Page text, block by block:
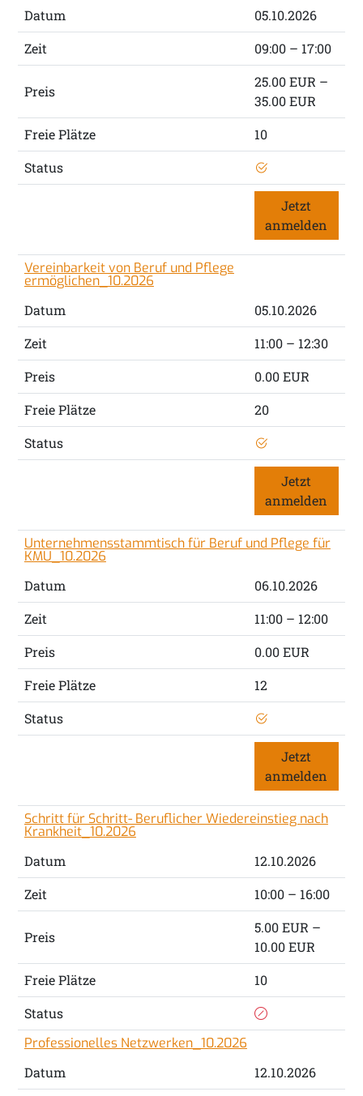
Datum
05.10.2026
Zeit
09:00 – 17:00
Preis
25.00 EUR –
35.00 EUR
Freie Plätze
10
Status
Jetzt
anmelden
Vereinbarkeit von Beruf und Pflege
ermöglichen_10.2026
Datum
05.10.2026
Zeit
11:00 – 12:30
Preis
0.00 EUR
Freie Plätze
20
Status
Jetzt
anmelden
Unternehmensstammtisch für Beruf und Pflege für
KMU_10.2026
Datum
06.10.2026
Zeit
11:00 – 12:00
Preis
0.00 EUR
Freie Plätze
12
Status
Jetzt
anmelden
Schritt für Schritt- Beruflicher Wiedereinstieg nach
Krankheit_10.2026
Datum
12.10.2026
Zeit
10:00 – 16:00
Preis
5.00 EUR –
10.00 EUR
Freie Plätze
10
Status
Professionelles Netzwerken_10.2026
Datum
12.10.2026